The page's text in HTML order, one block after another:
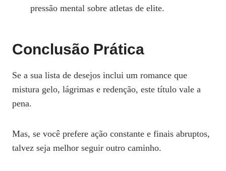
pressão mental sobre atletas de elite.
Conclusão Prática
Se a sua lista de desejos inclui um romance que
mistura gelo, lágrimas e redenção, este título vale a
pena.
Mas, se você prefere ação constante e finais abruptos,
talvez seja melhor seguir outro caminho.